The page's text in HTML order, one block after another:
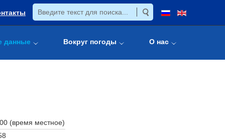
данные Вокруг погоды О нас
(время местное)